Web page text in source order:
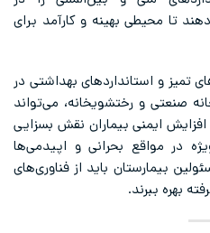
تا محیطی بهینه و کارآمد برای
تمیز و استانداردهای بهداشتی در
صنعتی و رختشویخانه، می‌تواند
ایمنی بیماران نقش بسزایی
در مواقع بحرانی و اپیدمی‌ها
بیمارستان باید از فناوری‌های
بهره ببرند.